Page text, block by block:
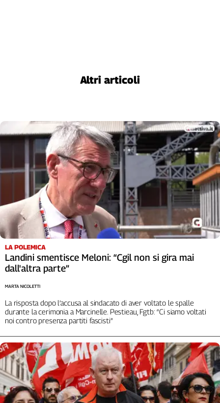
Altri articoli
LA POLEMICA
Landini smentisce Meloni: “Cgil non si gira mai
dall'altra parte”
La risposta dopo l’accusa al sindacato di aver voltato le spalle
durante la cerimonia a Marcinelle. Pestieau, Fgtb: “Ci siamo voltati
noi contro presenza partiti fascisti”
MARTA NICOLETTI